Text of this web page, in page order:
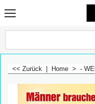
<< Zurück Home > -